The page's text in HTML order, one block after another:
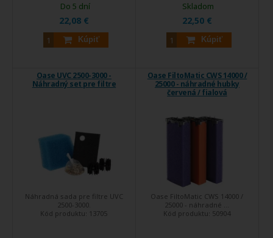
22,08 €
Kúpiť
Do 5 dní
22,50 €
Kúpiť
Skladom
Oase UVC 2500-3000 -
Náhradný set pre filtre
Náhradná sada pre filtre UVC
2500-3000.
Kód produktu: 13705
Oase FiltoMatic CWS 14000 /
25000 - náhradné hubky
červená / fialová
Oase FiltoMatic CWS 14000 /
25000 - náhradné ...
Kód produktu: 50904